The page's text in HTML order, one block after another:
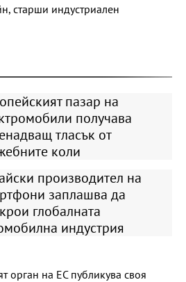
старши индустриален
пазар на
получава
тласък от
коли
производител на
заплашва да
глобалната
индустрия
орган на ЕС публикува своя